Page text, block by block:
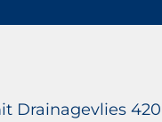
Drainagevlies